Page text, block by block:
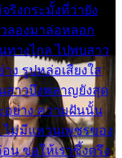
ริงกระมั้งที่ว่ายัง
ลองมาล่อหลอก
างไกล ไปพบสาว
ง รูปหล่อเสียงใส
สาวบึงพลาญยังสุด
อย่าง ความฝันนั้น
ไม่มีแหวนเพชรของ
น ขอให้เราซึ้งตรึง